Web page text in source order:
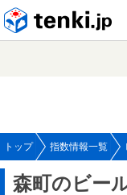
トップ 指数情報一覧
森町のビー